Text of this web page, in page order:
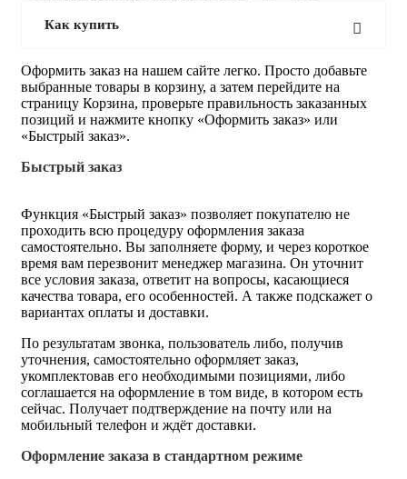
Как купить
Оформить заказ на нашем сайте легко. Просто добавьте
выбранные товары в корзину, а затем перейдите на
страницу Корзина, проверьте правильность заказанных
позиций и нажмите кнопку «Оформить заказ» или
«Быстрый заказ».
Быстрый заказ
Функция «Быстрый заказ» позволяет покупателю не
проходить всю процедуру оформления заказа
самостоятельно. Вы заполняете форму, и через короткое
время вам перезвонит менеджер магазина. Он уточнит
все условия заказа, ответит на вопросы, касающиеся
качества товара, его особенностей. А также подскажет о
вариантах оплаты и доставки.
По результатам звонка, пользователь либо, получив
уточнения, самостоятельно оформляет заказ,
укомплектовав его необходимыми позициями, либо
соглашается на оформление в том виде, в котором есть
сейчас. Получает подтверждение на почту или на
мобильный телефон и ждёт доставки.
Оформление заказа в стандартном режиме